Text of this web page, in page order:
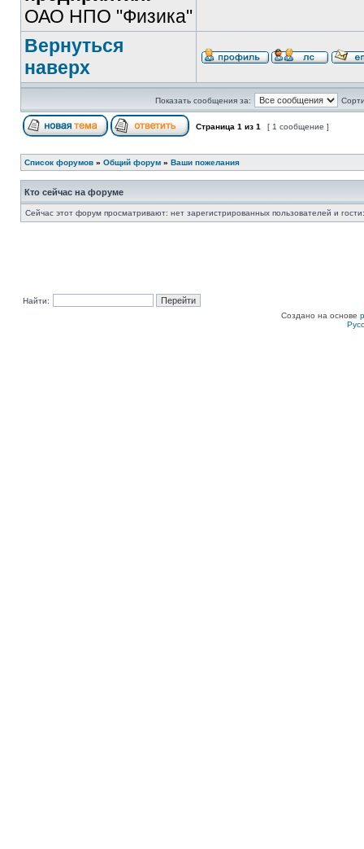
ОАО НПО "Физика"
Вернуться
наверх
Показать сообщения за:
Страница 1 из 1 [ 1 сообщение ]
Список форумов » Общий форум » Ваши пожелания
Кто сейчас на форуме
Сейчас этот форум просматривают: нет зарегистрированных пользователей и
Найти:
Создано на основе